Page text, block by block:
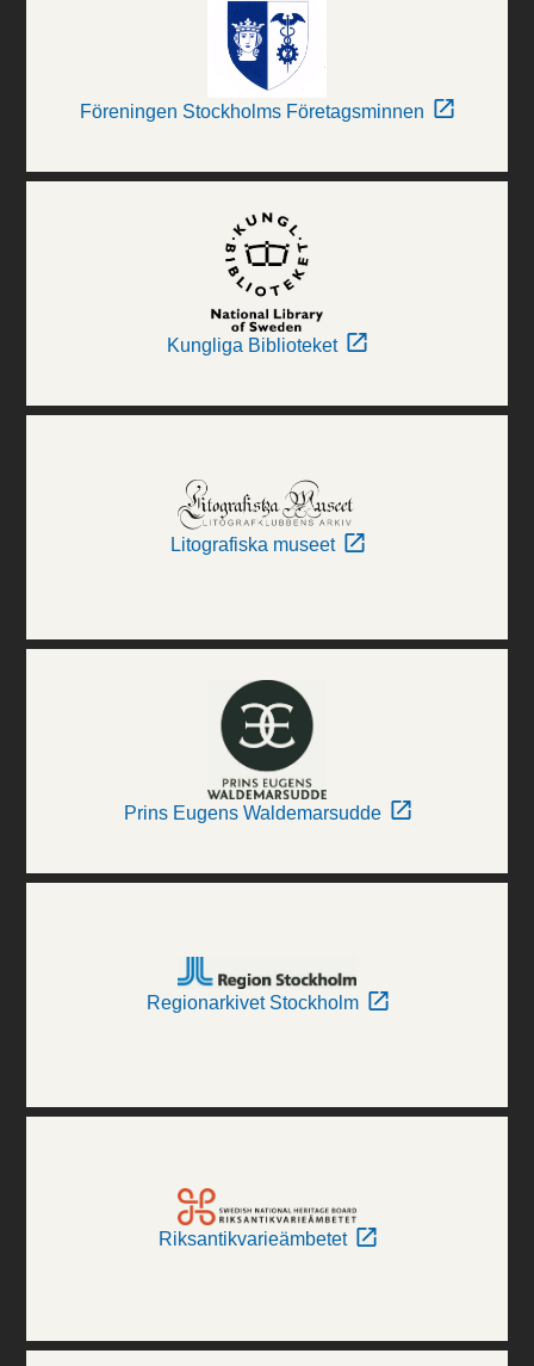
Föreningen Stockholms Företagsminnen
Kungliga Biblioteket
Litografiska museet
Prins Eugens Waldemarsudde
Regionarkivet Stockholm
Riksantikvarieämbetet